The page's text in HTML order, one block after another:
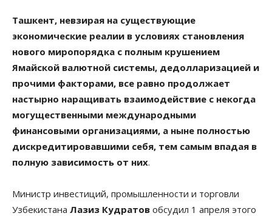
Ташкент, невзирая на существующие
экономические реалии в условиях становления
нового миропорядка с полным крушением
Ямайской валютной системы, дедолларизацией и
прочими факторами, все равно продолжает
настырно наращивать взаимодействие с некогда
могущественными международными
финансовыми организациями, а ныне полностью
дискредитировавшими себя, тем самым впадая в
полную зависимость от них.
Министр инвестиций, промышленности и торговли
Узбекистана Лазиз Кудратов обсудил 1 апреля этого